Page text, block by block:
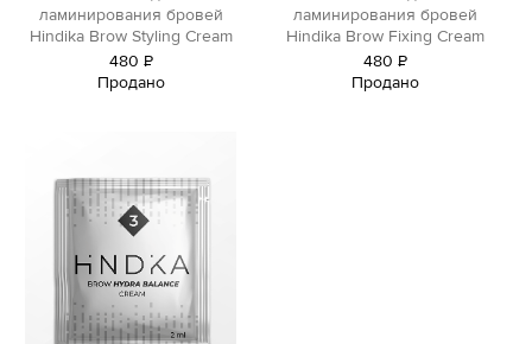
ламинирования бровей
Hindika Brow Styling Cream
480 Р
уб.
Продано
ламинирования бровей
Hindika Brow Fixing Cream
480 Р
уб.
Продано